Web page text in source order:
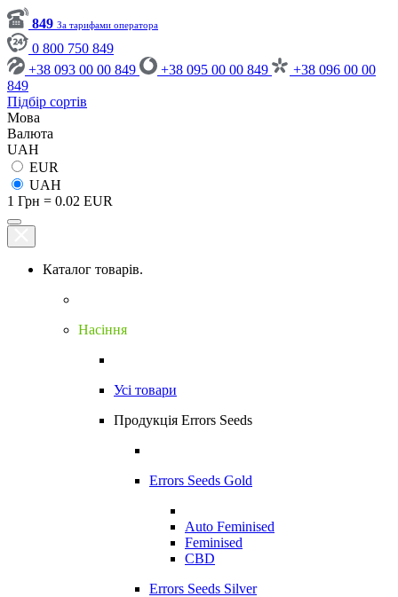
849 За тарифами оператора
0 800 750 849
+38 093 00 00 849
+38 095 00 00 849
+38 096 00 00
849
Підбір сортів
Мова
Валюта
UAH
EUR
UAH
1 Грн = 0.02 EUR
Каталог товарів.
Насіння
Усі товари
Продукція Errors Seeds
Errors Seeds Gold
Auto Feminised
Feminised
CBD
Errors Seeds Silver